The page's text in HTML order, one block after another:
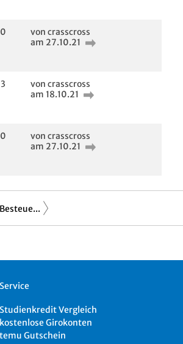
0
von crasscross
am 27.10.21
3
von crasscross
am 18.10.21
0
von crasscross
am 27.10.21
Service
Studienkredit Vergleich
kostenlose Girokonten
temu Gutschein